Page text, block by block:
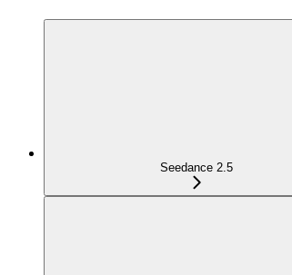
Seedance 2.5